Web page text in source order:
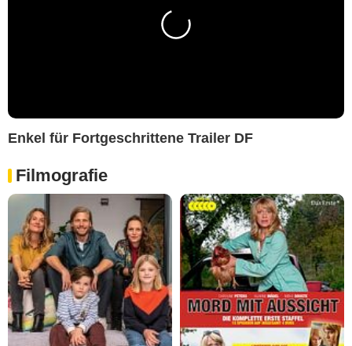
Enkel für Fortgeschrittene Trailer DF
Filmografie